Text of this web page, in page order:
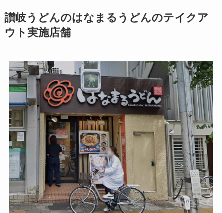
讃岐うどんのはなまるうどんのテイクア
ウト実施店舗